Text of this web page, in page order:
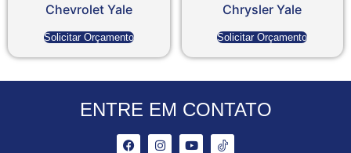
Chevrolet Yale
Solicitar Orçamento
Chrysler Yale
Solicitar Orçamento
ENTRE EM CONTATO